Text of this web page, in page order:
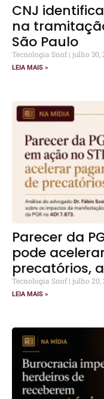
CNJ
na
São Paulo
Tecnologia Snof julho 30,
LEIA MAIS »
Parecer da
pode
precatórios,
Tecnologia Snof julho 20,
LEIA MAIS »